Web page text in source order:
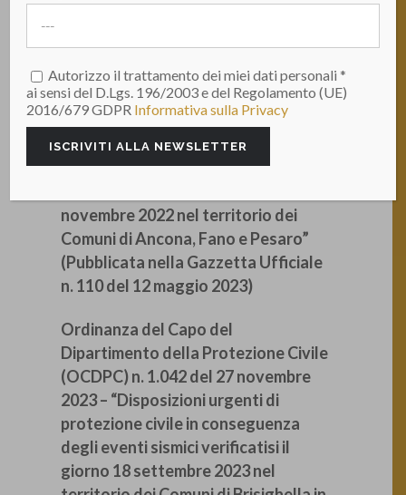
Ordinanza del Capo del
Dipartimento della Protezione Civile
(OCDPC) n. 991 del 3 maggio 2023 –
“Disposizioni urgenti di protezione
civile in conseguenza degli eventi
novembre 2022 nel territorio dei
Comuni di Ancona, Fano e Pesaro”
(Pubblicata nella Gazzetta Ufficiale
n. 110 del 12 maggio 2023)
Ordinanza del Capo del
Dipartimento della Protezione Civile
(OCDPC) n. 1.042 del 27 novembre
2023 – “Disposizioni urgenti di
protezione civile in conseguenza
degli eventi sismici verificatisi il
giorno 18 settembre 2023 nel
Autorizzo il trattamento dei miei dati personali *
ai sensi del D.Lgs. 196/2003 e del Regolamento (UE)
2016/679 GDPR Informativa sulla Privacy